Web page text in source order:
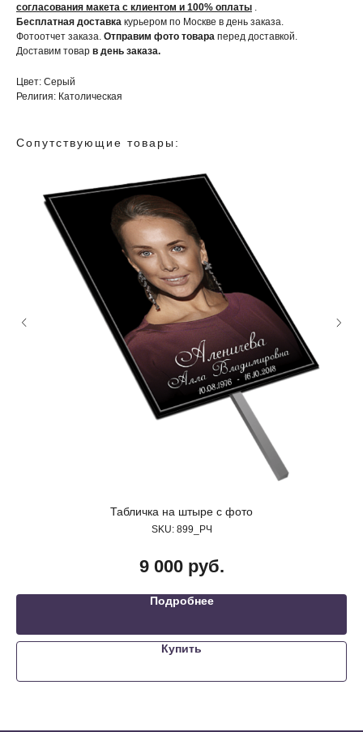
согласования макета с клиентом и 100% оплаты .
Бесплатная доставка курьером по Москве в день заказа.
Фотоотчет заказа. Отправим фото товара перед доставкой.
Доставим товар в день заказа.
Цвет: Серый
Религия: Католическая
Сопутствующие товары:
Табличка на штыре с фото
SKU: 899_РЧ
9 000 руб.
Подробнее
Купить